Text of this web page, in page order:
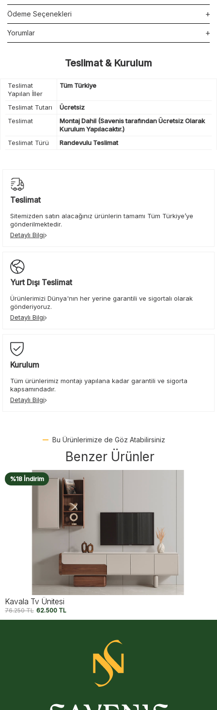
Ödeme Seçenekleri
Yorumlar
Teslimat & Kurulum
Teslimat
Yapılan İller
Tüm Türkiye
Teslimat Tutarı
Ücretsiz
Teslimat
Montaj Dahil (Savenis tarafından Ücretsiz Olarak
Kurulum Yapılacaktır.)
Teslimat Türü
Randevulu Teslimat
Teslimat
Sitemizden satın alacağınız ürünlerin tamamı Tüm Türkiye’ye
gönderilmektedir.
Detaylı Bilgi
Yurt Dışı Teslimat
Ürünlerimizi Dünya'nın her yerine garantili ve sigortalı olarak
gönderiyoruz.
Detaylı Bilgi
Kurulum
Tüm ürünlerimiz montajı yapılana kadar garantili ve sigorta
kapsamındadır.
Detaylı Bilgi
Bu Ürünlerimize de Göz Atabilirsiniz
Benzer Ürünler
%17 İndirim
Almata Tv Ünitesi
63.750TL 52.750 TL